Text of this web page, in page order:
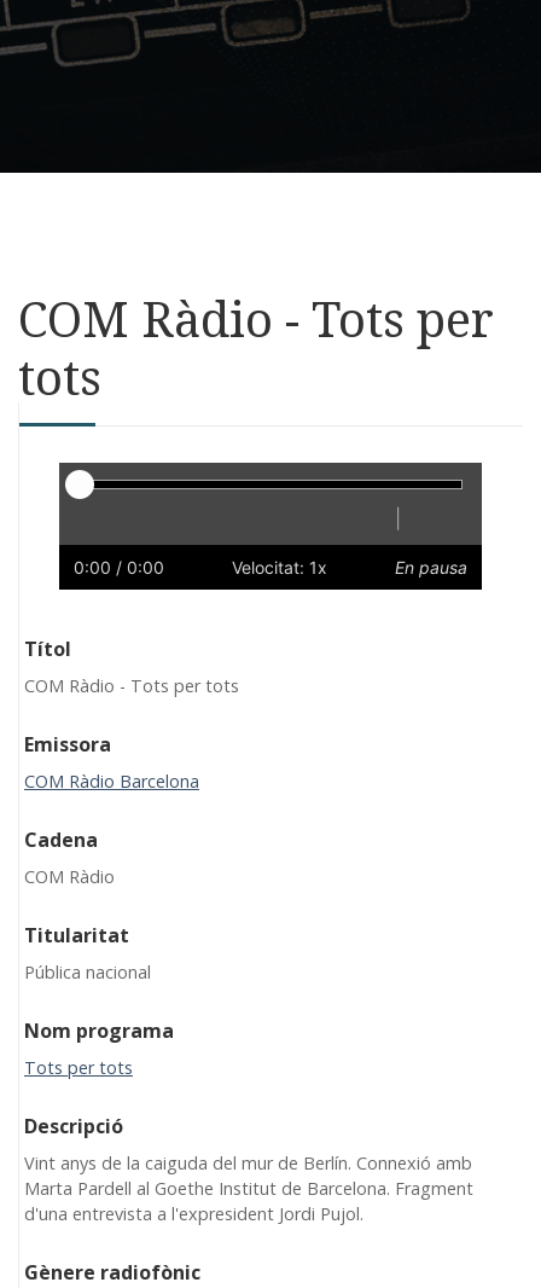
COM Ràdio - Tots per
tots
Reproductor
Lent
0:00 / 0:00 Velocitat: 1x En pausa
Títol
COM Ràdio - Tots per tots
Emissora
COM Ràdio Barcelona
Cadena
COM Ràdio
Titularitat
Pública nacional
Nom programa
Tots per tots
Descripció
Vint anys de la caiguda del mur de Berlín. Connexió amb
Marta Pardell al Goethe Institut de Barcelona. Fragment
d'una entrevista a l'expresident Jordi Pujol.
Gènere radiofònic